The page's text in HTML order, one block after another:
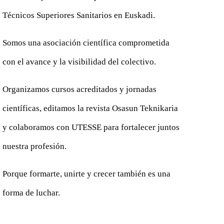
Técnicos Superiores Sanitarios en Euskadi.
Somos una asociación científica comprometida
con el avance y la visibilidad del colectivo.
Organizamos cursos acreditados y jornadas
científicas, editamos la revista Osasun Teknikaria
y colaboramos con UTESSE para fortalecer juntos
nuestra profesión.
Porque formarte, unirte y crecer también es una
forma de luchar.